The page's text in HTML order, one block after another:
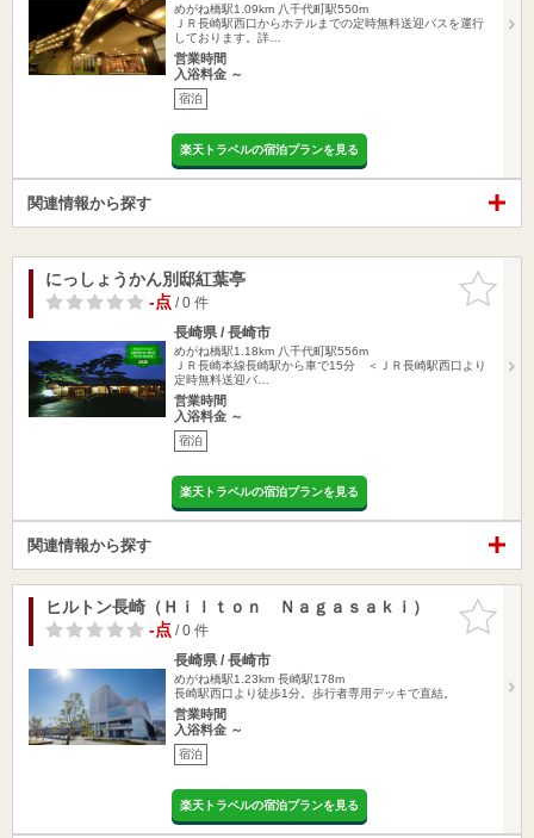
めがね橋駅1.09km 八千代町駅550m
ＪＲ長崎駅西口からホテルまでの定時無料送迎バスを運行
しております。詳…
営業時間
入浴料金 ～
宿泊
楽天トラベルの宿泊プランを見る
関連情報から探す
お気に入
りに追加
にっしょうかん別邸紅葉亭
-点/ 0 件
長崎県 / 長崎市
めがね橋駅1.18km 八千代町駅556m
ＪＲ長崎本線長崎駅から車で15分 ＜ＪＲ長崎駅西口より
定時無料送迎バ…
営業時間
入浴料金 ～
宿泊
楽天トラベルの宿泊プランを見る
関連情報から探す
お気に入
りに追加
ヒルトン長崎（Ｈｉｌｔｏｎ Ｎａｇａｓａｋｉ）
-点/ 0 件
長崎県 / 長崎市
めがね橋駅1.23km 長崎駅178m
長崎駅西口より徒歩1分。歩行者専用デッキで直結。
営業時間
入浴料金 ～
宿泊
楽天トラベルの宿泊プランを見る